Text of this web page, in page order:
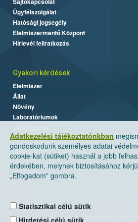
Adatkezelési tájékoztatónkban
gondoskodunk személyes adatai
cookie-kat (sütiket) használ a jobb
érdekében, melynek biztosításához
„Elfogadom” gombra.
Statisztikai célú sütik
Hirdetési célú sütik
Ügyfélszolgálat
Hatósági jogsegély
Élelmiszermentő Központ
Hírlevél feliratkozás
Gyakori kérdések
Élelmiszer
Állat
Növény
Laboratóriumok
Nemzeti Élelmiszerlánc-